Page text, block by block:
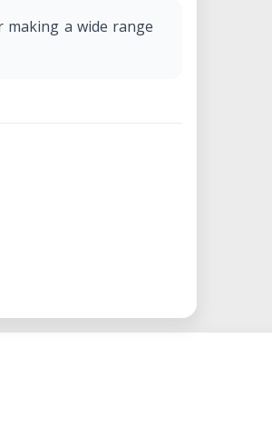
making a wide range